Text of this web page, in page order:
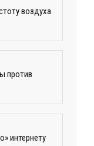
воздуха
против
интернету